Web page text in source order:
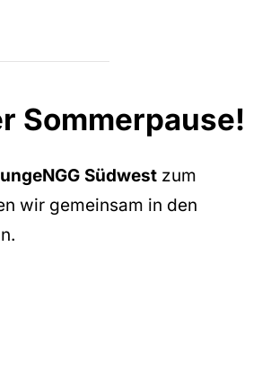
Sommerpause!
Südwest zum
wir gemeinsam in den